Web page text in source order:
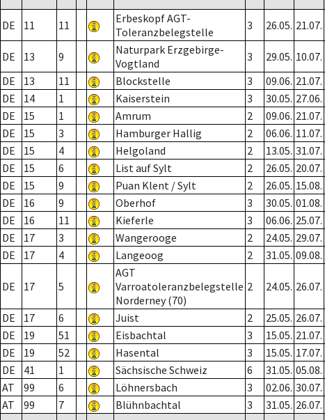
DE 11 11
Erbeskopf AGT-
Toleranzbelegstelle
3 26.05. 21.07.
DE 13 9
Naturpark Erzgebirge-
Vogtland
3 29.05. 10.07.
DE
13 11 Blockstelle 3 09.06. 21.07.
DE
14 1 Kaiserstein 3 30.05. 27.06.
DE
15 1 Amrum 2 09.06. 21.07.
DE
15 3 Hamburger Hallig 2 06.06. 11.07.
DE
15 4 Helgoland 2 13.05. 31.07.
DE
15 6 List auf Sylt 2 26.05. 20.07.
DE
15 9 Puan Klent / Sylt 2 26.05. 15.08.
DE
16 9 Oberhof 3 30.05. 01.08.
DE
16 11 Kieferle 3 06.06. 25.07.
DE
17 3 Wangerooge 2 24.05. 29.07.
DE
17 4 Langeoog 2 31.05. 09.08.
DE 17 5
AGT
Varroatoleranzbelegstelle
Norderney (70)
2 24.05. 26.07.
DE 17 6 Juist 2 25.05. 26.07.
DE
19 51 Eisbachtal 3 15.05. 21.07.
DE
19 52 Hasental 3 15.05. 17.07.
DE
41 1 Sächsische Schweiz 6 31.05. 05.08.
AT
99 6 Löhnersbach 3 02.06. 30.07.
AT
99 7 Blühnbachtal 3 31.05. 26.07.